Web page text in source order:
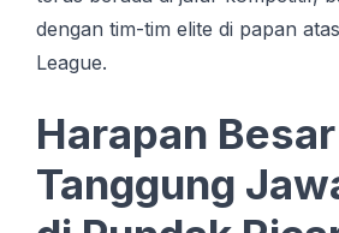
dengan tim-tim elite di papan
League.
Harapan
Tanggung